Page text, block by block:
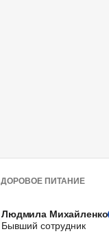
ПИТАНИЕ
Людмила Михайленко
Бывший сотрудник